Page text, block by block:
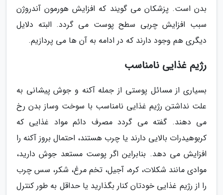
بدن است. پزشکان می گویند که افزایش هورمون آندروژن
سبب افزایش چربی سطح پوست می گردد. البته دلایل
دیگری هم وجود دارند که در ادامه به آن ها می پردازیم.
رژیم غذایی نامناسب
بسیاری از مسائل پوستی از جمله آکنه و جوش پیشانی به
علت نداشتن رژیم غذایی نامناسب با سوخت وساز بدن رخ
می دهند. گفته می گردد مصرف دائم مواد غذایی که
کربوهیدرات بالایی دارند یا چرب هستند، احتمال بروز آکنه را
افزایش می دهد. بنابراین اگر پوست مستعد جوش دارید،
موادی مانند شکلات، کره، آجیل، تخم مرغ، شکر، سس چرب
را از رژیم غذایی خودتان کنار بگذارید یا حداقل به طور کنترل